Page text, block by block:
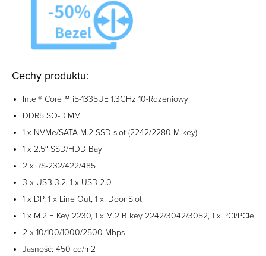
Cechy produktu:
Intel® Core™ i5-1335UE 1.3GHz 10-Rdzeniowy
DDR5 SO-DIMM
1 x NVMe/SATA M.2 SSD slot (2242/2280 M-key)
1 x 2.5″ SSD/HDD Bay
2 x RS-232/422/485
3 x USB 3.2, 1 x USB 2.0,
1 x DP, 1 x Line Out, 1 x iDoor Slot
1 x M.2 E Key 2230, 1 x M.2 B key 2242/3042/3052, 1 x PCI/PCIe
2 x 10/100/1000/2500 Mbps
Jasność: 450 cd/m2